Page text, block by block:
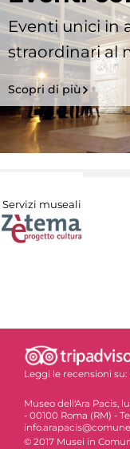
Eventi unici in
straordinari al
Scopri di più
Servizi museali
Leggi le recensioni su:
Museo dell'Ara Pacis,
- 00100 Roma (RM) -
© 2017 Musei in